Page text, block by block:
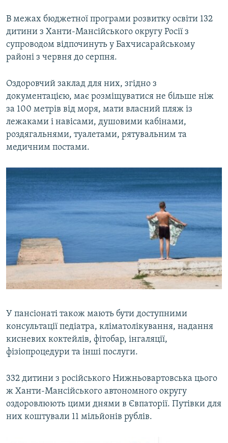
В межах бюджетної програми розвитку освіти 132
дитини з Ханти-Мансійського округу Росії з
супроводом відпочинуть у Бахчисарайському
районі з червня до серпня.
Оздоровчий заклад для них, згідно з
документацією, має розміщуватися не більше ніж
за 100 метрів від моря, мати власний пляж із
лежаками і навісами, душовими кабінами,
роздягальнями, туалетами, рятувальним та
медичним постами.
У пансіонаті також мають бути доступними
консультації педіатра, кліматолікування, надання
кисневих коктейлів, фітобар, інгаляції,
фізіопроцедури та інші послуги.
332 дитини з російського Нижньовартовська цього
ж Ханти-Мансійського автономного округу
оздоровлюють цими днями в Євпаторії. Путівки для
них коштували 11 мільйонів рублів.